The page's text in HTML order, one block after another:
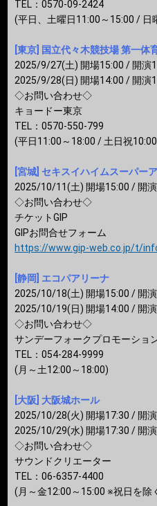
TEL：0570-09-2424
(平日、土曜日11:00～15:00 / 日
[東京] 国立代々木競技場 第一体
2025/9/27(土) 開場15:00 / 開演
2025/9/28(日) 開場14:00 / 開演
◇お問い合わせ◇
キョードー東京
TEL：0570-550-799
(平日11:00～18:00 / 土日祝
[宮城] セキスイハイムスーパー
2025/10/11(土) 開場15:00 / 開
◇お問い合わせ◇
チケットGIP
GIPお問合せフォーム
https://www.gip-web.co.jp/t/
[静岡] エコパアリーナ
2025/10/18(土) 開場15:00 / 開
2025/10/19(日) 開場14:00 / 開
◇お問い合わせ◇
サンデーフォークプロモーショ
TEL：054-284-9999
(月～土12:00～18:00)
[大阪] 大阪城ホール
2025/10/28(火) 開場17:30 / 開
2025/10/29(水) 開場17:30 / 開
◇お問い合わせ◇
サウンドクリエーター
TEL：06-6357-4400
(月～金12:00～15:00 ※祝日を除